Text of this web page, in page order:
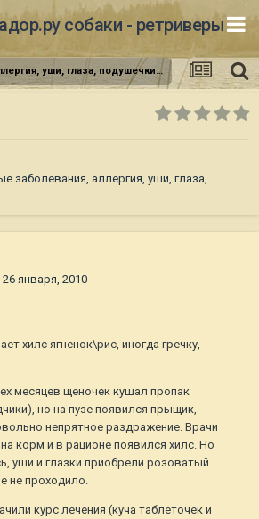
собаки - ретриверы
Кожные заболевания, аллергия, уши, глаза, подушечки лап
заболевания, аллергия, уши, глаза,
26 января, 2010
хилс ягненок\рис, иногда гречку,
месяцев щеночек кушал пропак
но на пузе появился прыщик,
непрятное раздражение. Врачи
корм и в рационе появился хилс. Но
уши и глазки приобрели розоватый
не проходило.
курс лечения (куча таблеточек и